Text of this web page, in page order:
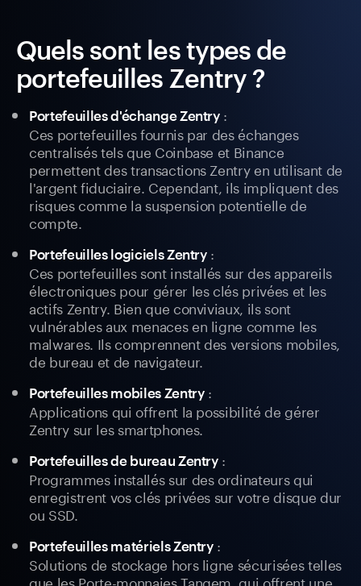
Quels sont les types de
portefeuilles Zentry ?
Portefeuilles d'échange Zentry:
Ces portefeuilles fournis par des échanges
centralisés tels que Coinbase et Binance
permettent des transactions Zentry en utilisant de
l'argent fiduciaire. Cependant, ils impliquent des
risques comme la suspension potentielle de
compte.
Portefeuilles logiciels Zentry:
Ces portefeuilles sont installés sur des appareils
électroniques pour gérer les clés privées et les
actifs Zentry. Bien que conviviaux, ils sont
vulnérables aux menaces en ligne comme les
malwares. Ils comprennent des versions mobiles,
de bureau et de navigateur.
Portefeuilles mobiles Zentry:
Applications qui offrent la possibilité de gérer
Zentry sur les smartphones.
Portefeuilles de bureau Zentry:
Programmes installés sur des ordinateurs qui
enregistrent vos clés privées sur votre disque dur
ou SSD.
Portefeuilles matériels Zentry:
Solutions de stockage hors ligne sécurisées telles
que les Porte-monnaies Tangem, qui offrent une